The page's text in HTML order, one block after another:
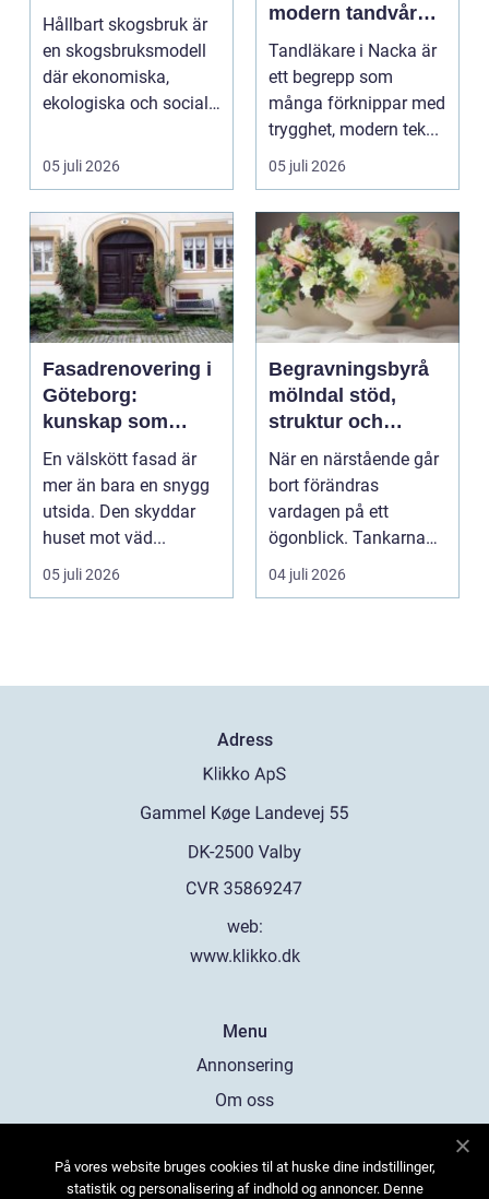
Hållbart skogsbruk är
en skogsbruksmodell
där ekonomiska,
ekologiska och sociala
...
05 juli 2026
modern tandvård
nära dig
Tandläkare i Nacka är
ett begrepp som
många förknippar med
trygghet, modern tek...
05 juli 2026
Fasadrenovering i
Göteborg:
kunskap som
lönar sig på lång
En välskött fasad är
mer än bara en snygg
utsida. Den skyddar
huset mot väd...
05 juli 2026
Begravningsbyrå
mölndal stöd,
struktur och
omsorg när livet
förändras
När en närstående går
bort förändras
vardagen på ett
ögonblick. Tankarna
snurrar, känslorna
pendlar ...
04 juli 2026
Adress
web:
www.klikko.dk
Menu
Annonsering
Om oss
Kontakta oss
På vores website bruges cookies til at huske dine indstillinger,
statistik og personalisering af indhold og annoncer. Denne